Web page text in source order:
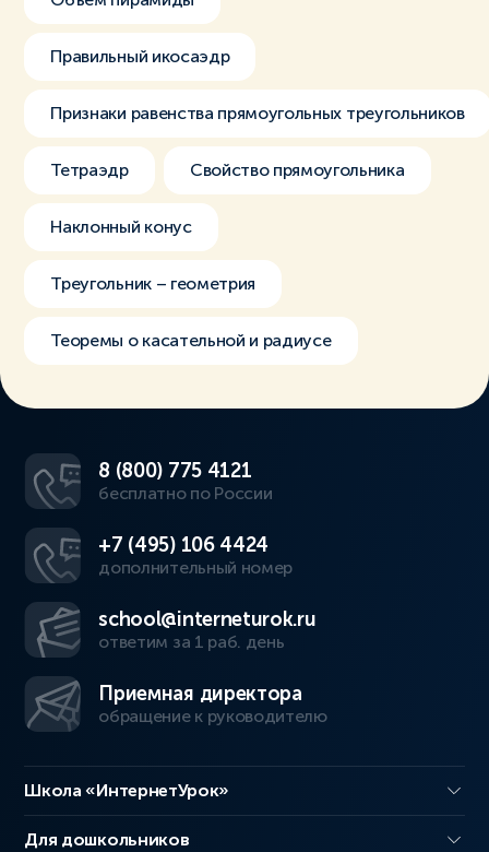
Правильный икосаэдр
Признаки равенства прямоугольных треугольников
Тетраэдр Свойство прямоугольника
Наклонный конус
Треугольник – геометрия
Теоремы о касательной и радиусе
8 (800) 775 4121
бесплатно по России
+7 (495) 106 4424
дополнительный номер
school@interneturok.ru
ответим за 1 раб. день
Приемная директора
обращение к руководителю
Школа «ИнтернетУрок»
Для дошкольников